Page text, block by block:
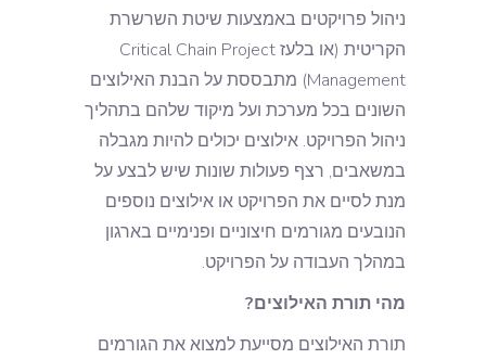
ניהול פרויקטים באמצעות שיטת השרשרת
הקריטית (או בלעז Critical Chain Project
Management) מתבססת על הבנת האילוצים
השונים בכל מערכת ועל מיקוד שלהם בתהליך
ניהול הפרויקט. אילוצים יכולים להיות מגבלה
במשאבים, רצף פעולות שונות שיש לבצע על
מנת לסיים את הפרויקט או אילוצים נוספים
הנובעים מגורמים חיצוניים ופנימיים בארגון
במהלך העבודה על הפרויקט.
מהי תורת האילוצים?
תורת האילוצים מסייעת למצוא את הגורמים